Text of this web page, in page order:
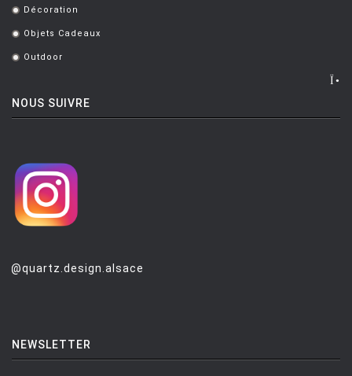
. Décoration
. Objets Cadeaux
. Outdoor
NOUS SUIVRE
@quartz.design.alsace
NEWSLETTER